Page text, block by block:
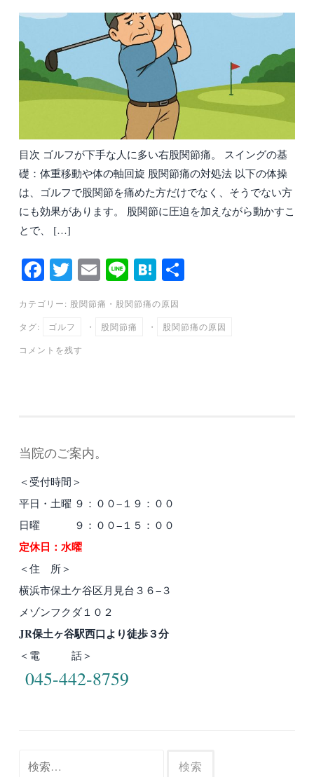
目次 ゴルフが下手な人に多い右股関節痛。 スイングの基
礎：体重移動や体の軸回旋 股関節痛の対処法 以下の体操
は、ゴルフで股関節を痛めた方だけでなく、そうでない方
にも効果があります。 股関節に圧迫を加えながら動かすこ
とで、 […]
Fa
ce
bo
ok
T
wi
tte
r
E
m
ail
Li
ne
H
at
en
a
カテゴリー: 股関節痛 ・ 股関節痛の原因
タグ: ゴルフ ・ 股関節痛 ・ 股関節痛の原因
コメントを残す
当院のご案内。
＜受付時間＞
平日・土曜 ９：００−１９：００
日曜 ９：００−１５：００
定休日：水曜
＜住 所＞
横浜市保土ケ谷区月見台３６−３
メゾンフクダ１０２
JR保土ヶ谷駅西口より徒歩３分
＜電 話＞
045-442-8759